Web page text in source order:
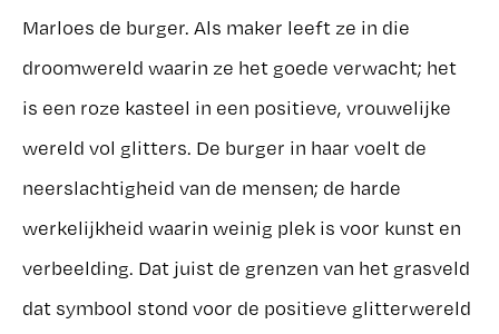
Marloes de burger. Als maker leeft ze in die
droomwereld waarin ze het goede verwacht; het
is een roze kasteel in een positieve, vrouwelijke
wereld vol glitters. De burger in haar voelt de
neerslachtigheid van de mensen; de harde
werkelijkheid waarin weinig plek is voor kunst en
verbeelding. Dat juist de grenzen van het grasveld
dat symbool stond voor de positieve glitterwereld